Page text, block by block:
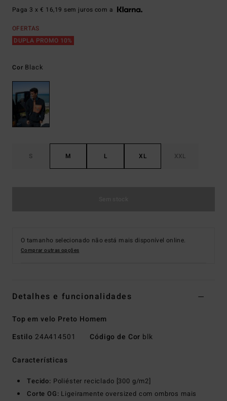
Paga 3 x € 16,19 sem juros com a
OFERTAS
DUPLA PROMO 10%
Cor Black
S M L XL XXL
O tamanho selecionado não está mais disponível online.
Comprar outras opções
Detalhes e funcionalidades
Top em velo Preto Homem
Estilo 24A414501 Código de Cor blk
Características
Tecido: Poliéster reciclado [300 g/m2]
Corte OG: Ligeiramente oversized com ombros mais